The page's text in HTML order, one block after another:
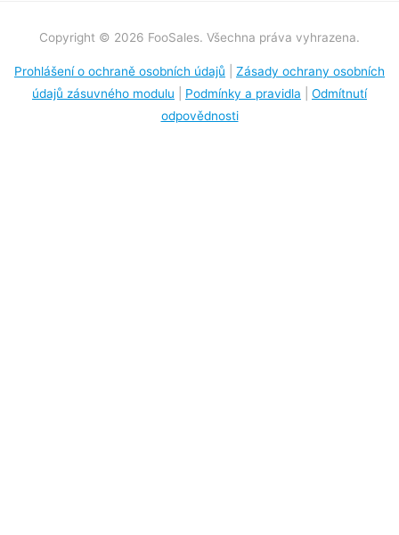
Copyright © 2026 FooSales. Všechna práva vyhrazena.
Prohlášení o ochraně osobních údajů
Zásady ochrany osobních
údajů zásuvného modulu
Podmínky a pravidla
Odmítnutí
odpovědnosti